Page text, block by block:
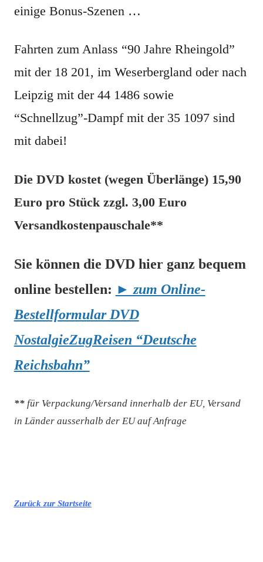
einige Bonus-Szenen …
Fahrten zum Anlass “90 Jahre Rheingold”
mit der 18 201, im Weserbergland oder nach
Leipzig mit der 44 1486 sowie
“Schnellzug”-Dampf mit der 35 1097 sind
mit dabei!
Die DVD kostet (wegen Überlänge) 15,90
Euro pro Stück zzgl. 3,00 Euro
Versandkostenpauschale**
Sie können die DVD hier ganz bequem
online bestellen: ► zum Online-
Bestellformular DVD
NostalgieZugReisen “Deutsche
Reichsbahn”
**für Verpackung/Versand innerhalb der EU, Versand
in Länder ausserhalb der EU auf Anfrage
Zurück zur Startseite